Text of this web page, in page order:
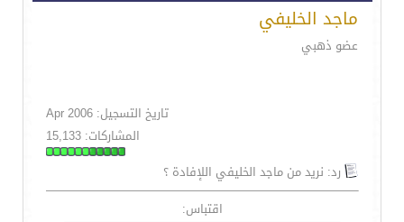
ماجد الخليفي
عضو ذهبي
تاريخ التسجيل: Apr 2006
المشاركات: 15,133
رد: نريد من ماجد الخليفي اللإفادة ؟
اقتباس: